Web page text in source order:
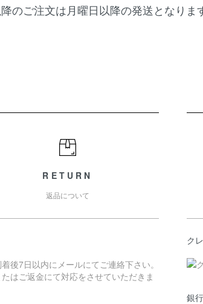
のご注文は月曜日以降の発送となりま
RETURN
返品について
後7日以内にメールにてご連絡下さい。
はご返金にて対応をさせていただきま
ク
銀